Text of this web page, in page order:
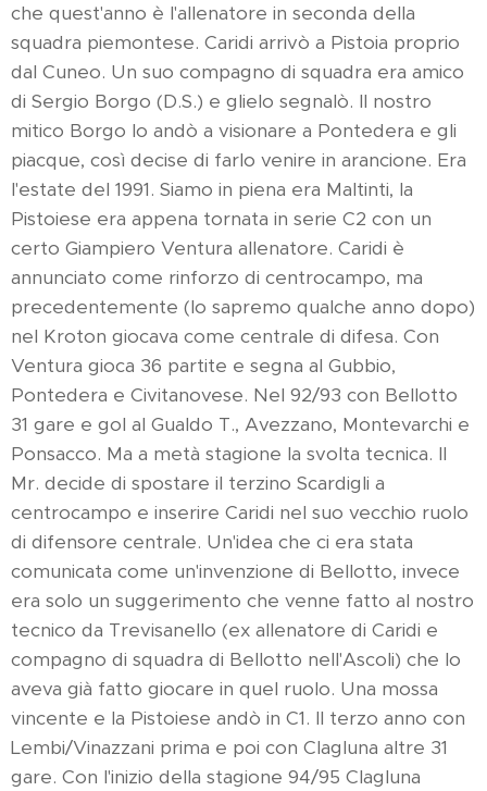
che quest'anno è l'allenatore in seconda della
squadra piemontese. Caridi arrivò a Pistoia proprio
dal Cuneo. Un suo compagno di squadra era amico
di Sergio Borgo (D.S.) e glielo segnalò. Il nostro
mitico Borgo lo andò a visionare a Pontedera e gli
piacque, così decise di farlo venire in arancione. Era
l'estate del 1991. Siamo in piena era Maltinti, la
Pistoiese era appena tornata in serie C2 con un
certo Giampiero Ventura allenatore. Caridi è
annunciato come rinforzo di centrocampo, ma
precedentemente (lo sapremo qualche anno dopo)
nel Kroton giocava come centrale di difesa. Con
Ventura gioca 36 partite e segna al Gubbio,
Pontedera e Civitanovese. Nel 92/93 con Bellotto
31 gare e gol al Gualdo T., Avezzano, Montevarchi e
Ponsacco. Ma a metà stagione la svolta tecnica. Il
Mr. decide di spostare il terzino Scardigli a
centrocampo e inserire Caridi nel suo vecchio ruolo
di difensore centrale. Un'idea che ci era stata
comunicata come un'invenzione di Bellotto, invece
era solo un suggerimento che venne fatto al nostro
tecnico da Trevisanello (ex allenatore di Caridi e
compagno di squadra di Bellotto nell'Ascoli) che lo
aveva già fatto giocare in quel ruolo. Una mossa
vincente e la Pistoiese andò in C1. Il terzo anno con
Lembi/Vinazzani prima e poi con Clagluna altre 31
gare. Con l'inizio della stagione 94/95 Clagluna